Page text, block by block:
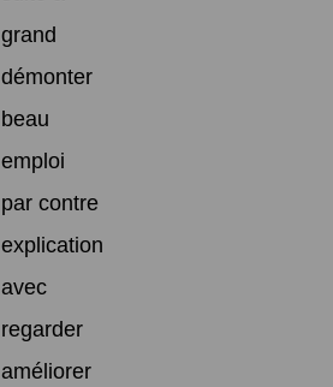
grand
démonter
beau
emploi
par contre
explication
avec
regarder
améliorer